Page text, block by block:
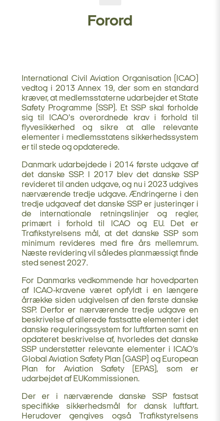
Forord
International Civil Aviation Organisation (ICAO)
vedtog i 2013 Annex 19, der som en standard
kræver, at medlemsstaterne udarbejder et State
Safety Programme (SSP). Et SSP skal forholde
sig til ICAO's overordnede krav i forhold til
flyvesikkerhed og sikre at alle relevante
elementer i medlemsstatens sikkerhedssystem
er til stede og opdaterede.
Danmark udarbejdede i 2014 første udgave af
det danske SSP. I 2017 blev det danske SSP
revideret til anden udgave, og nu i 2023 udgives
nærværende tredje udgave. Ændringerne i den
tredje udgaveaf det danske SSP er justeringer i
de internationale retningslinjer og regler,
primært i forhold til ICAO og EU. Det er
Trafikstyrelsens mål, at det danske SSP som
minimum revideres med fire års mellemrum.
Næste revidering vil således planmæssigt finde
sted senest 2027.
For Danmarks vedkommende har hovedparten
af ICAO-kravene været opfyldt i en længere
årrække siden udgivelsen af den første danske
SSP. Derfor er nærværende tredje udgave en
beskrivelse af allerede fastsatte elementer i det
danske reguleringssystem for luftfarten samt en
opdateret beskrivelse af, hvorledes det danske
SSP understøtter relevante elementer i ICAO’s
Global Aviation Safety Plan (GASP) og European
Plan for Aviation Safety (EPAS), som er
udarbejdet af EUKommissionen.
Der er i nærværende danske SSP fastsat
specifikke sikkerhedsmål for dansk luftfart.
Herudover gengives også Trafikstyrelsens